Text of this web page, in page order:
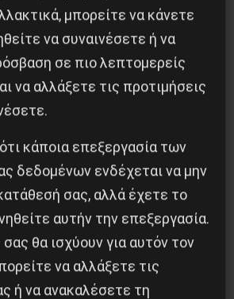
υπάρχει Αλβανία
μπορείτε να κάνετε
να συναινέσετε ή να
σε πιο λεπτομερείς
να αλλάξετε τις προτιμήσεις
κάποια επεξεργασία των
δεδομένων ενδέχεται να μην
σας, αλλά έχετε το
αυτήν την επεξεργασία.
θα ισχύουν για αυτόν τον
να αλλάξετε τις
ή να ανακαλέσετε τη